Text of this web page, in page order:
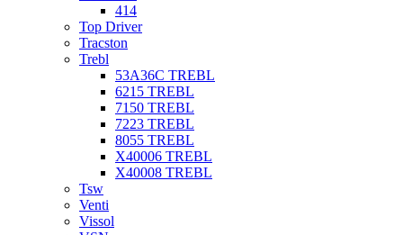
414
Top Driver
Tracston
Trebl
53A36C TREBL
6215 TREBL
7150 TREBL
7223 TREBL
8055 TREBL
X40006 TREBL
X40008 TREBL
Tsw
Venti
Vissol